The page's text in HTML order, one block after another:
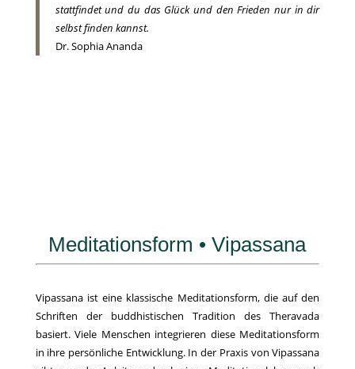
stattfindet und du das Glück und den Frieden nur in dir
selbst finden kannst.
Dr. Sophia Ananda
Meditationsform • Vipassana
Vipassana ist eine klassische Meditationsform, die auf den
Schriften der buddhistischen Tradition des Theravada
basiert. Viele Menschen integrieren diese Meditationsform
in ihre persönliche Entwicklung. In der Praxis von Vipassana